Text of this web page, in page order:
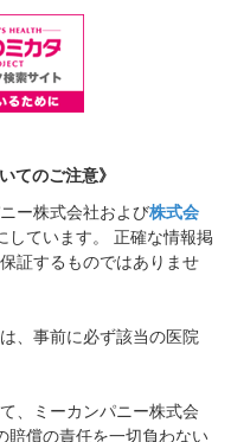
てのご注意》
ー株式会社および株式会
しています。 正確な情報掲
証するものではありませ
、事前に必ず該当の医院
、ミーカンパニー株式会
賠償の責任を一切負わない